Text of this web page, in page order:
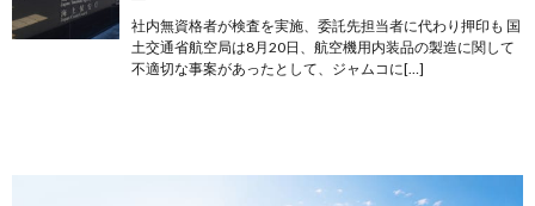
社内無資格者が検査を実施、委託先担当者に代わり押印も 国
土交通省航空局は8月20日、航空機用内装品の製造に関して
不適切な事案があったとして、ジャムコに[…]